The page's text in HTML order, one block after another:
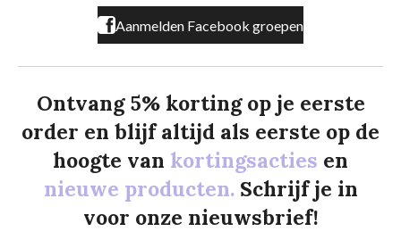
Aanmelden Facebook groepen
Ontvang 5% korting op je eerste
order en blijf altijd als eerste op de
hoogte van kortingsacties en
nieuwe producten. Schrijf je in
voor onze nieuwsbrief!